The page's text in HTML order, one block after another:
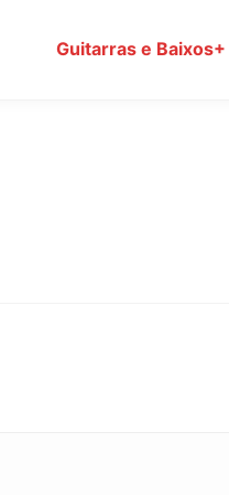
Guitarras e Baixos